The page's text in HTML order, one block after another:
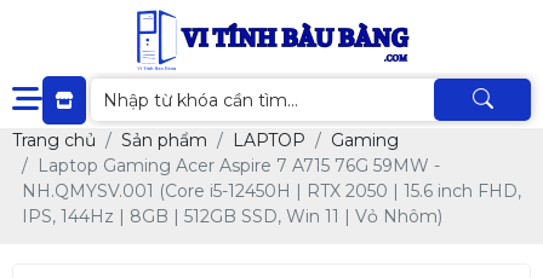
Trang chủ Sản phẩm LAPTOP
Gaming
Laptop Gaming Acer Aspire 7 A715 76G 59MW -
NH.QMYSV.001 (Core i5-12450H | RTX 2050 | 15.6 inch FHD,
IPS, 144Hz | 8GB | 512GB SSD, Win 11 | Vỏ Nhôm)